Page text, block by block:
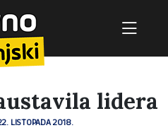
lidera
LISTOPADA 2018.